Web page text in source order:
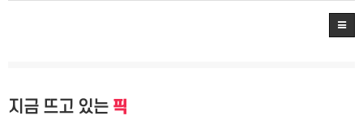
지금 뜨고 있는 픽